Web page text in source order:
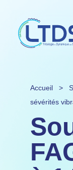
Accueil >
sévérités